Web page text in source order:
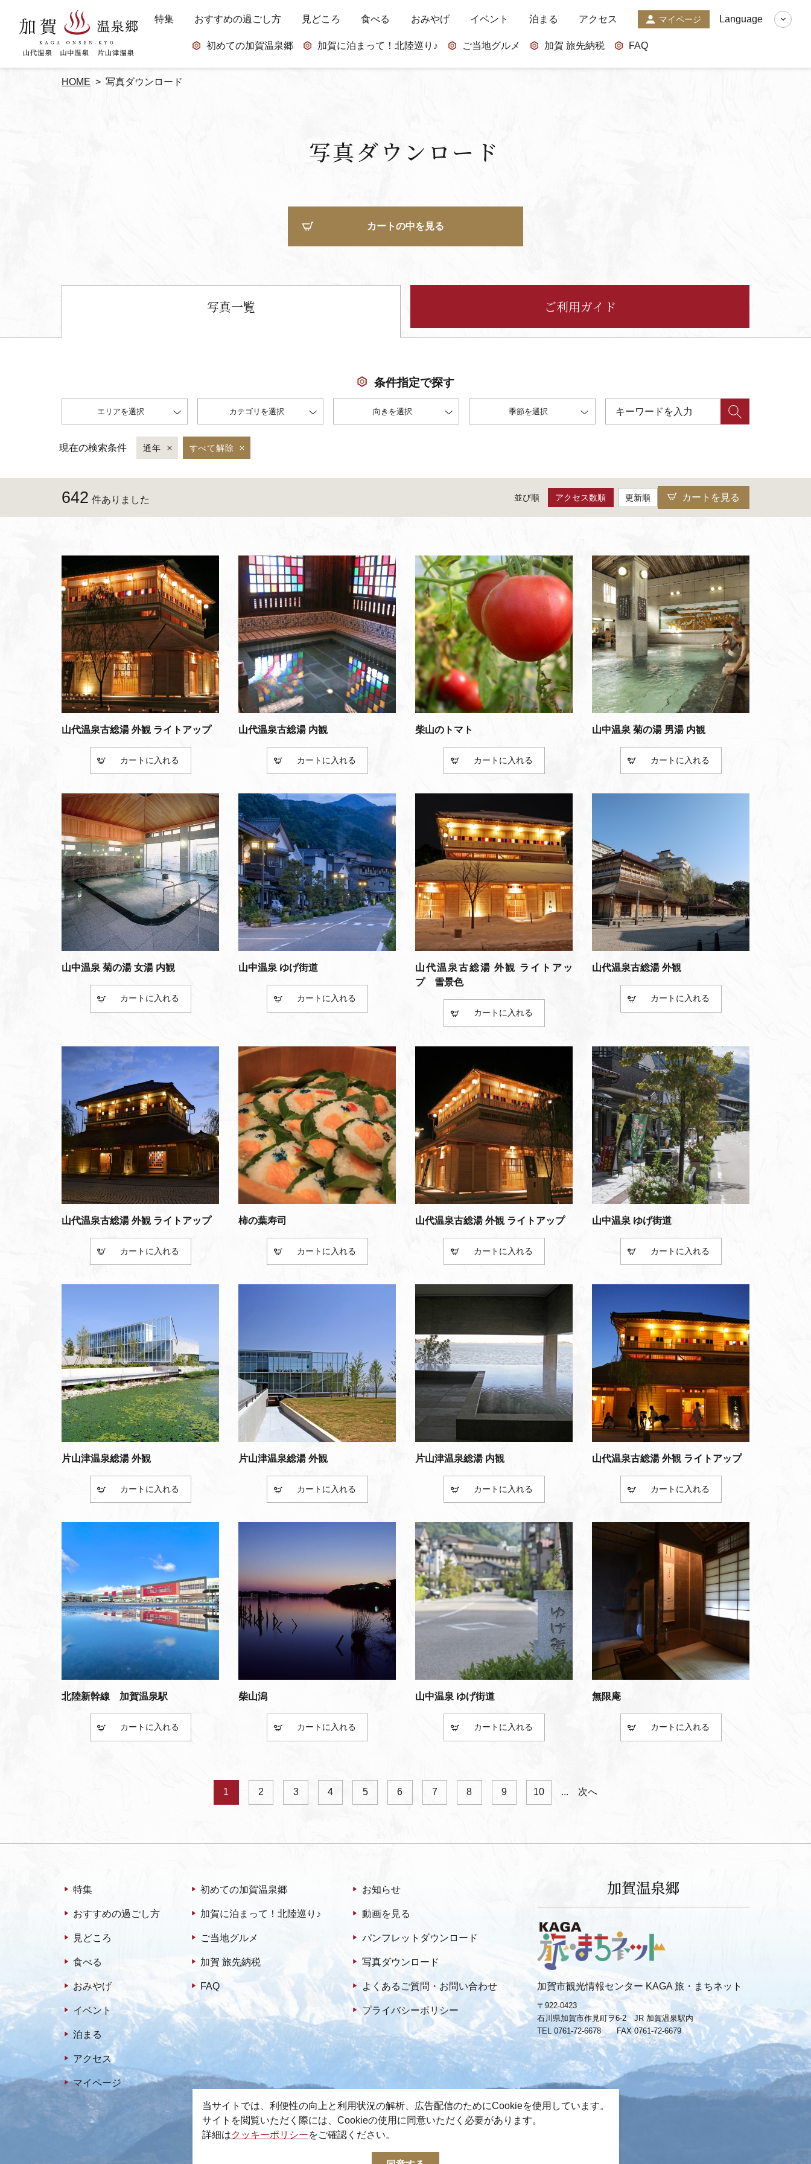
特集 おすすめの過ごし方 見どころ 食べる おみやげ イベント 泊まる アクセス マイページ
初めての加賀温泉郷 加賀に泊まって！北陸巡り♪ ご当地グルメ 加賀 旅先納税 FAQ
Language
HOME 写真ダウンロード
写真ダウンロード
写真一覧 ご利用ガイド
カートの中を見る
条件指定で探す
エリアを選択 カテゴリを選択 向きを選択 季節を選択
現在の検索条件 通年 すべて解除
642 件ありました 並び順 アクセス数順 更新順 カートを見る
山代温泉古総湯 外観 ライトアップ
カート
山代温泉古総湯 内観
カート
柴山のトマト
カート
山中温泉 菊の湯 男湯 内観
カート
山中温泉 菊の湯 女湯 内観
カート
山中温泉 ゆげ街道
カート
山代温泉古総湯 外観 ライトアッ
プ 雪景色
カート
山代温泉古総湯 外観
カート
山代温泉古総湯 外観 ライトアップ
カート
柿の葉寿司
カート
山代温泉古総湯 外観 ライトアップ
カート
山中温泉 ゆげ街道
カート
片山津温泉総湯 外観
カート
片山津温泉総湯 外観
カート
片山津温泉総湯 内観
カート
山代温泉古総湯 外観 ライトアップ
カート
北陸新幹線 加賀温泉駅
カート
柴山潟
カート
山中温泉 ゆげ街道
カート
無限庵
カート
1 2 3 4 5 6 7 8 9 10 ... 次へ
特集
おすすめの過ごし方
見どころ
食べる
おみやげ
イベント
泊まる
アクセス
マイページ
初めての加賀温泉郷
加賀に泊まって！北陸巡り♪
ご当地グルメ
加賀 旅先納税
FAQ
お知らせ
動画を見る
パンフレットダウンロード
写真ダウンロード
よくあるご質問・お問い合わせ
プライバシーポリシー
加賀温泉郷
加賀市観光情報センター KAGA 旅・まちネット
〒922-0423
石川県加賀市作見町ヲ6-2 JR 加賀温泉駅内
TEL 0761-72-6678
FAX 0761-72-6679
© 2022-2026 加賀市観光情報センター All Rights Reserved.
当サイトでは、利便性の向上と利用状況の解析、広告配信のためにCookieを使用しています。
サイトを閲覧いただく際には、Cookieの使用に同意いただく必要があります。
詳細はクッキーポリシーをご確認ください。